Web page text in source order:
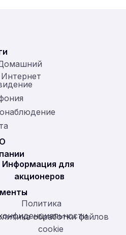
Интернет
О
Информация для
акционеров
Политика
обработки файлов
cookie